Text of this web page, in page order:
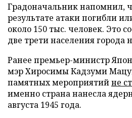
Градоначальник напомнил,
результате атаки погибли
около 150 тыс. человек. Это
две трети населения города
Ранее премьер-министр
мэр Хиросимы Кадзуми
памятных мероприятийне
именно страна нанесла
августа 1945 года.